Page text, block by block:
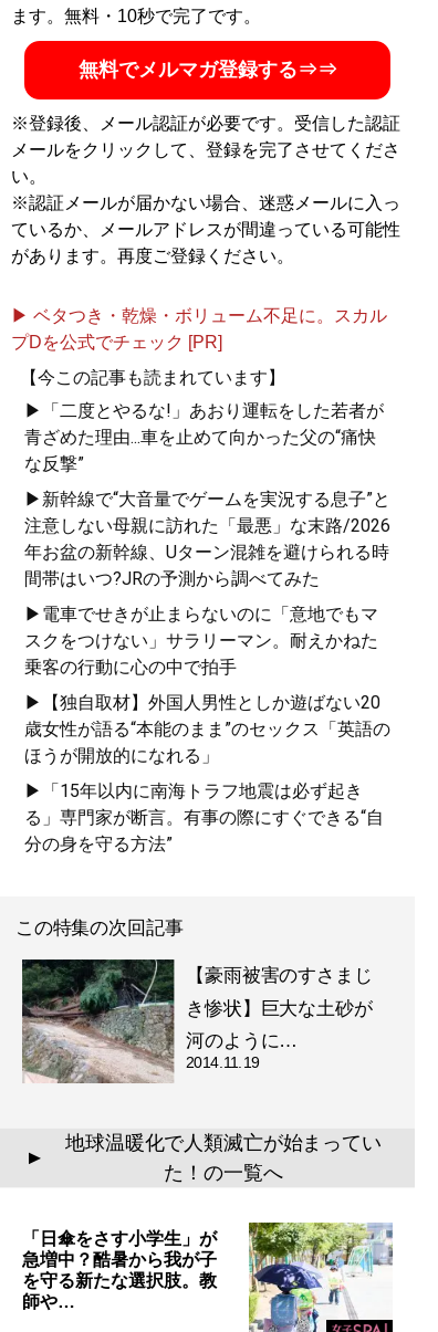
ます。無料・10秒で完了です。
無料でメルマガ登録する⇒⇒
※登録後、メール認証が必要です。受信した認証
メールをクリックして、登録を完了させてくださ
い。
※認証メールが届かない場合、迷惑メールに入っ
ているか、メールアドレスが間違っている可能性
があります。再度ご登録ください。
▶ ベタつき・乾燥・ボリューム不足に。スカル
プDを公式でチェック [PR]
【今この記事も読まれています】
▶「二度とやるな!」あおり運転をした若者が
青ざめた理由...車を止めて向かった父の“痛快
な反撃”
▶新幹線で“大音量でゲームを実況する息子”と
注意しない母親に訪れた「最悪」な末路/2026
年お盆の新幹線、Uターン混雑を避けられる時
間帯はいつ?JRの予測から調べてみた
▶電車でせきが止まらないのに「意地でもマ
スクをつけない」サラリーマン。耐えかねた
乗客の行動に心の中で拍手
▶【独自取材】外国人男性としか遊ばない20
歳女性が語る“本能のまま”のセックス「英語の
ほうが開放的になれる」
▶「15年以内に南海トラフ地震は必ず起き
る」専門家が断言。有事の際にすぐできる“自
分の身を守る方法”
この特集の次回記事
【豪雨被害のすさまじ
き惨状】巨大な土砂が
河のように…
2014.11.19
▲
地球温暖化で人類滅亡が始まってい
た！の一覧へ
「日傘をさす小学生」が
急増中？酷暑から我が子
を守る新たな選択肢。教
師や…